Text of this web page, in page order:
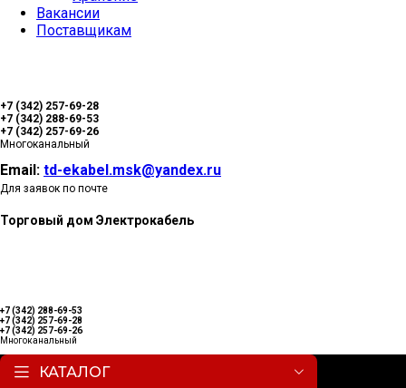
Вакансии
Поставщикам
+7 (342) 257-69-28
+7 (342) 288-69-53
+7 (342) 257-69-26
Многоканальный
Email: td-ekabel.msk@yandex.ru
Для заявок по почте
Торговый дом Электрокабель
+7 (342) 288-69-53
+7 (342) 257-69-28
+7 (342) 257-69-26
Многоканальный
КАТАЛОГ